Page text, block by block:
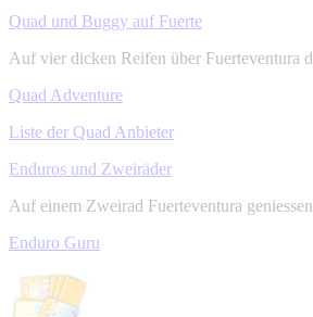
Quad und Buggy auf Fuerte
Auf vier dicken Reifen über Fuerteventura
Quad Adventure
Liste der Quad Anbieter
Enduros und Zweiräder
Auf einem Zweirad Fuerteventura
Enduro Guru